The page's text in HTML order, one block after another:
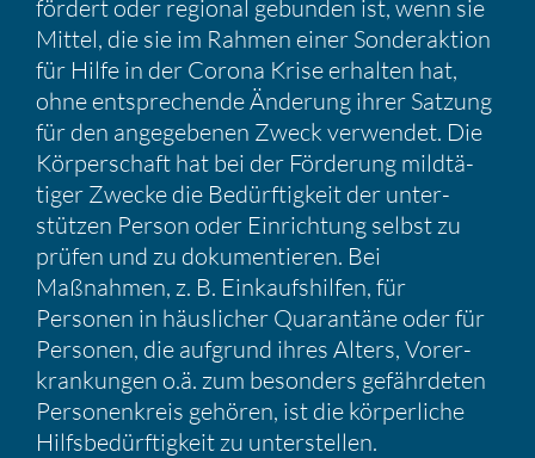
fördert oder regional gebunden ist, wenn sie
Mittel, die sie im Rahmen einer Sonder­ak­tion
für Hilfe in der Corona Krise erhalten hat,
ohne entspre­chende Änderung ihrer Satzung
für den angege­benen Zweck verwendet. Die
Körper­schaft hat bei der Förde­rung mildtä­
tiger Zwecke die Bedürf­tig­keit der unter­
stützen Person oder Einrich­tung selbst zu
prüfen und zu dokumen­tieren. Bei
Maßnahmen, z. B. Einkaufs­hilfen, für
Personen in häusli­cher Quaran­täne oder für
Personen, die aufgrund ihres Alters, Vorer­
kran­kungen o.ä. zum beson­ders gefähr­deten
Perso­nen­kreis gehören, ist die körper­liche
Hilfs­be­dürf­tig­keit zu unter­stellen.